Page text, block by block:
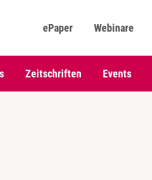
ePaper Webinare
Zeitschriften Events